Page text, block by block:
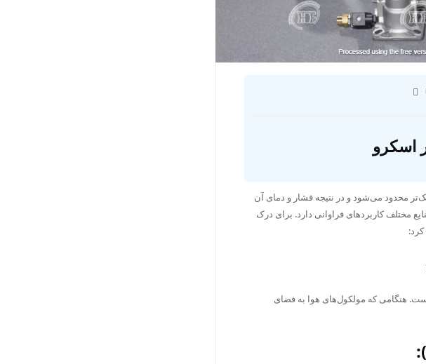
اسکرو
محدود می‌شود و در نتیجه فشار و دمای آن
مختلف کاربردهای فراوانی دارد. برای درک
هنگامی که مولکول‌های هوا به فضای